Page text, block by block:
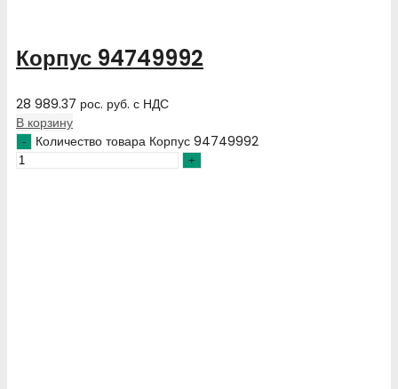
Корпус 94749992
28 989.37 рос. руб. с НДС
В корзину
Количество товара Корпус 94749992